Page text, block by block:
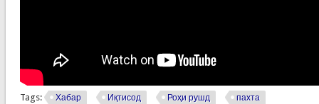
Tags: Хабар Иқтисод Роҳи рушд пахта